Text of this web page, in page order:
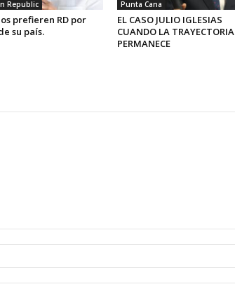
Republic
prefieren RD por
su país.
Punta Cana
EL CASO JULIO IGLESIAS
CUANDO LA TRAYECTORIA
PERMANECE